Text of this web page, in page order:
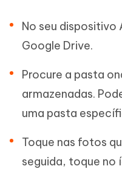
No seu
Google Drive.
Procure a pasta
armazenadas.
uma pasta
Toque nas fotos
seguida, toque no